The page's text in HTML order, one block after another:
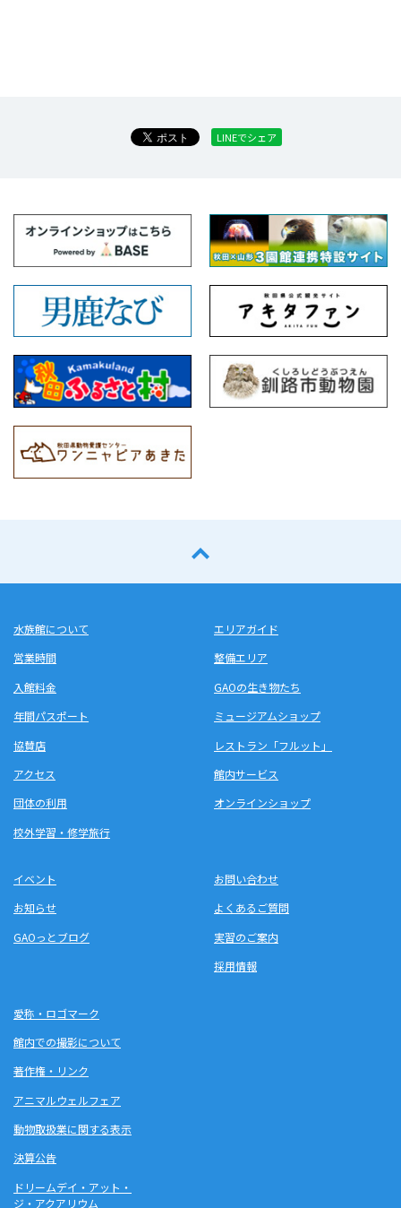
LINEでシェア
水族館について
営業時間
入館料金
年間パスポート
協賛店
アクセス
団体の利用
校外学習・修学旅行
エリアガイド
整備エリア
GAOの生き物たち
ミュージアムショップ
レストラン「フルット」
館内サービス
オンラインショップ
イベント
お知らせ
GAOっとブログ
お問い合わせ
よくあるご質問
実習のご案内
採用情報
愛称・ロゴマーク
館内での撮影について
著作権・リンク
アニマルウェルフェア
動物取扱業に関する表示
決算公告
ドリームデイ・アット・
ジ・アクアリウム